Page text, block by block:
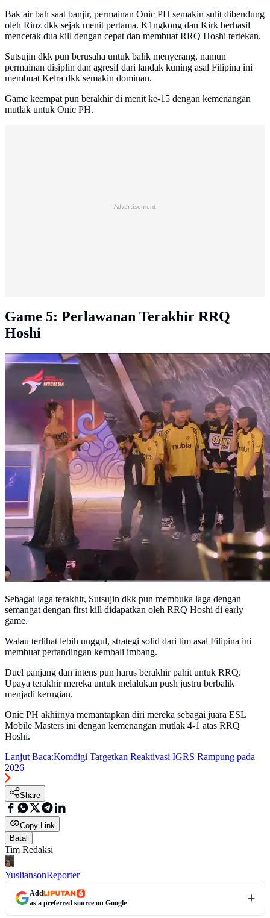
Bak air bah saat banjir, permainan Onic PH semakin sulit dibendung
oleh Rinz dkk sejak menit pertama. K1ngkong dan Kirk berhasil
mencetak dua kill dengan cepat dan membuat RRQ Hoshi tertekan.
Sutsujin dkk pun berusaha untuk balik menyerang, namun
permainan disiplin dan agresif dari landak kuning asal Filipina ini
membuat Kelra dkk semakin dominan.
Game keempat pun berakhir di menit ke-15 dengan kemenangan
mutlak untuk Onic PH.
Advertisement
Game 5: Perlawanan Terakhir RRQ
Hoshi
Sebagai laga terakhir, Sutsujin dkk pun membuka laga dengan
semangat dengan first kill didapatkan oleh RRQ Hoshi di early
game.
Walau terlihat lebih unggul, strategi solid dari tim asal Filipina ini
membuat pertandingan kembali imbang.
Duel panjang dan intens pun harus berakhir pahit untuk RRQ.
Upaya terakhir mereka untuk melalukan push justru berbalik
menjadi kerugian.
Onic PH akhirnya memantapkan diri mereka sebagai juara ESL
Mobile Masters ini dengan kemenangan mutlak 4-1 atas RRQ
Hoshi.
Lanjut Baca:Komdigi Targetkan Reaktivasi IGRS Rampung pada
2026
Share
Copy Link
Batal
Tim Redaksi
YusliansonReporter
Add
as a preferred source on Google